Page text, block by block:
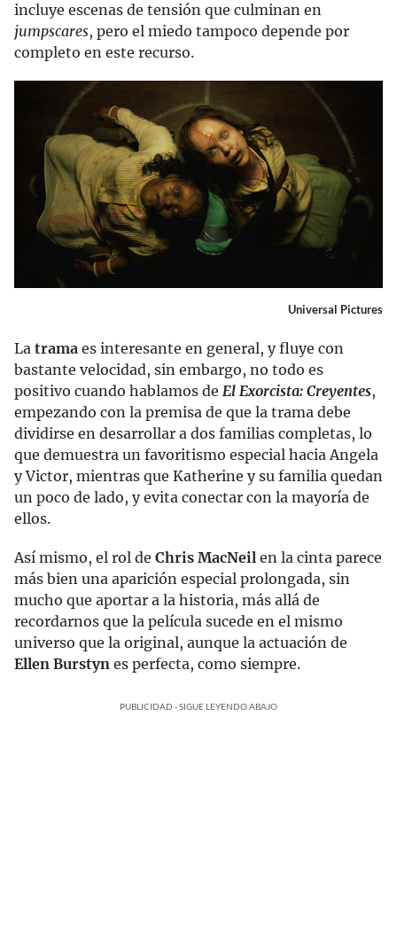
incluye escenas de tensión que culminan en
jumpscares, pero el miedo tampoco depende por
completo en este recurso.
Universal Pictures
La trama es interesante en general, y fluye con
bastante velocidad, sin embargo, no todo es
positivo cuando hablamos de El Exorcista: Creyentes,
empezando con la premisa de que la trama debe
dividirse en desarrollar a dos familias completas, lo
que demuestra un favoritismo especial hacia Angela
y Victor, mientras que Katherine y su familia quedan
un poco de lado, y evita conectar con la mayoría de
ellos.
Así mismo, el rol de Chris MacNeil en la cinta parece
más bien una aparición especial prolongada, sin
mucho que aportar a la historia, más allá de
recordarnos que la película sucede en el mismo
universo que la original, aunque la actuación de
Ellen Burstyn es perfecta, como siempre.
PUBLICIDAD - SIGUE LEYENDO ABAJO